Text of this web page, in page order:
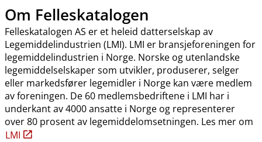
Om Felleskatalogen
Felleskatalogen AS er et heleid datterselskap av
Legemiddelindustrien (LMI). LMI er bransjeforeningen for
legemiddelindustrien i Norge. Norske og utenlandske
legemiddelselskaper som utvikler, produserer, selger
eller markedsfører legemidler i Norge kan være medlem
av foreningen. De 60 medlemsbedriftene i LMI har i
underkant av 4000 ansatte i Norge og representerer
over 80 prosent av legemiddelomsetningen. Les mer om
LMI